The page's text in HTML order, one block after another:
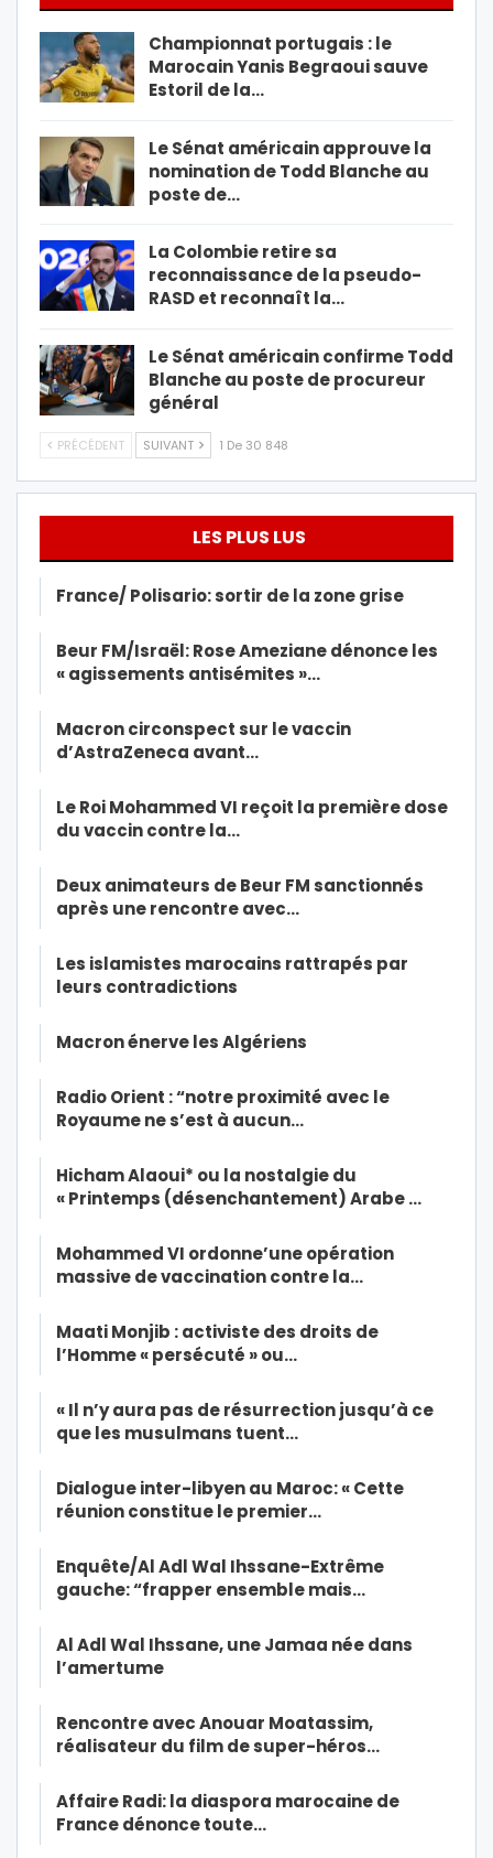
Championnat portugais : le
Marocain Yanis Begraoui sauve
Estoril de la…
Le Sénat américain approuve la
nomination de Todd Blanche au
poste de…
La Colombie retire sa
reconnaissance de la pseudo-
RASD et reconnaît la…
Le Sénat américain confirme Todd
Blanche au poste de procureur
général
PRÉCÉDENT SUIVANT 1 De 30 848
LES PLUS LUS
France/ Polisario: sortir de la zone grise
Beur FM/Israël: Rose Ameziane dénonce les
« agissements antisémites »…
Macron circonspect sur le vaccin
d’AstraZeneca avant…
Le Roi Mohammed VI reçoit la première dose
du vaccin contre la…
Deux animateurs de Beur FM sanctionnés
après une rencontre avec…
Les islamistes marocains rattrapés par
leurs contradictions
Macron énerve les Algériens
Radio Orient : “notre proximité avec le
Royaume ne s’est à aucun…
Hicham Alaoui* ou la nostalgie du
« Printemps (désenchantement) Arabe …
Mohammed VI ordonne’une opération
massive de vaccination contre la…
Maati Monjib : activiste des droits de
l’Homme « persécuté » ou…
« Il n’y aura pas de résurrection jusqu’à ce
que les musulmans tuent…
Dialogue inter-libyen au Maroc: « Cette
réunion constitue le premier…
Enquête/Al Adl Wal Ihssane-Extrême
gauche: “frapper ensemble mais…
Al Adl Wal Ihssane, une Jamaa née dans
l’amertume
Rencontre avec Anouar Moatassim,
réalisateur du film de super-héros…
Affaire Radi: la diaspora marocaine de
France dénonce toute…